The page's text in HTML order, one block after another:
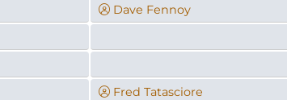
Dave Fennoy
Fred Tatasciore